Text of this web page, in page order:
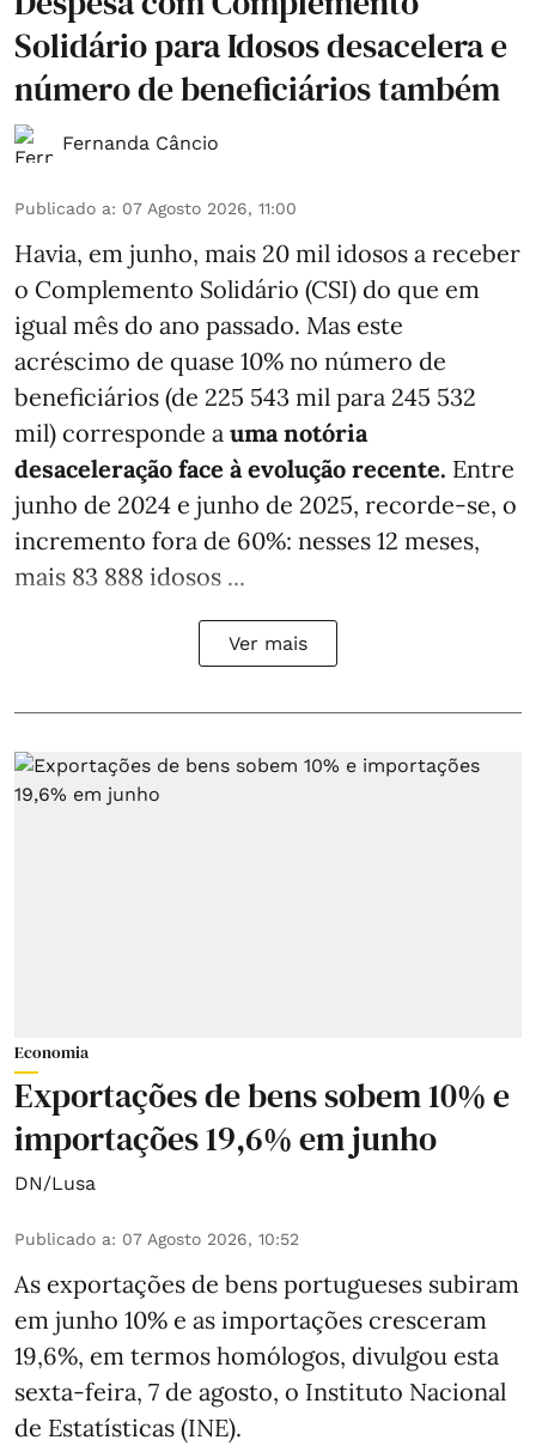
Solidário para Idosos desacelera e
número de beneficiários também
Fernanda Câncio
Publicado a: 07 Agosto 2026, 11:00
Havia, em junho, mais 20 mil idosos a receber
o Complemento Solidário (CSI) do que em
igual mês do ano passado. Mas este
acréscimo de quase 10% no número de
beneficiários (de 225 543 mil para 245 532
mil) corresponde a uma notória
desaceleração face à evolução recente. Entre
junho de 2024 e junho de 2025, recorde-se, o
incremento fora de 60%: nesses 12 meses,
mais 83 888 idosos ...
Ver mais
Economia
Exportações de bens sobem 10% e
importações 19,6% em junho
DN/Lusa
Publicado a: 07 Agosto 2026, 10:52
As exportações de bens portugueses subiram
em junho 10% e as importações cresceram
19,6%, em termos homólogos, divulgou esta
sexta-feira, 7 de agosto, o Instituto Nacional
de Estatísticas (INE).